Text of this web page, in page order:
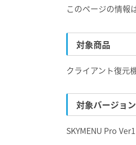
このページの情報
対象商品
クライアント復元
対象バージョン
SKYMENU Pro